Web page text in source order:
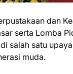
dan
serta Lomba
salah satu
muda.